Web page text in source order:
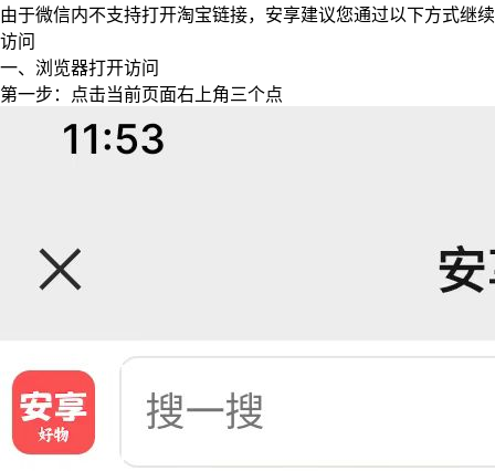
由于微信内不支持打开淘宝链接，安享建议您通过以下方式继续
访问
一、浏览器打开访问
第一步：点击当前页面右上角三个点